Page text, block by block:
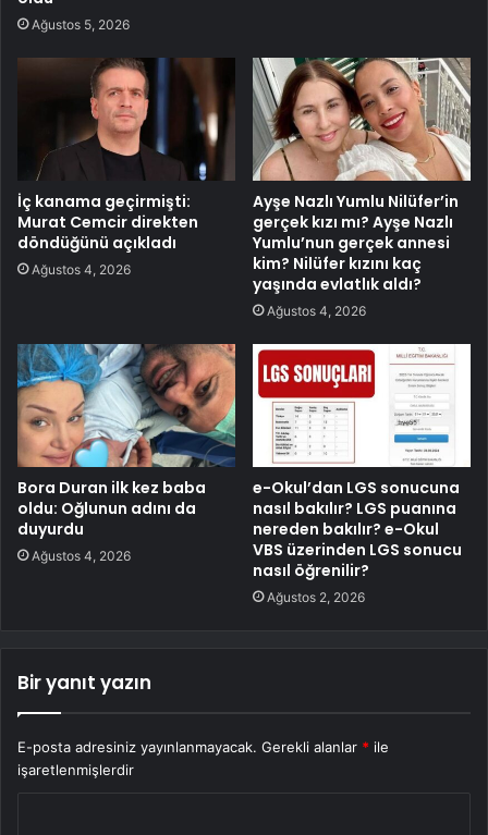
Ağustos 5, 2026
İç kanama geçirmişti:
Murat Cemcir direkten
döndüğünü açıkladı
Ağustos 4, 2026
Ayşe Nazlı Yumlu Nilüfer’in
gerçek kızı mı? Ayşe Nazlı
Yumlu’nun gerçek annesi
kim? Nilüfer kızını kaç
yaşında evlatlık aldı?
Ağustos 4, 2026
Bora Duran ilk kez baba
oldu: Oğlunun adını da
duyurdu
Ağustos 4, 2026
e-Okul’dan LGS sonucuna
nasıl bakılır? LGS puanına
nereden bakılır? e-Okul
VBS üzerinden LGS sonucu
nasıl öğrenilir?
Ağustos 2, 2026
Bir yanıt yazın
E-posta adresiniz yayınlanmayacak. Gerekli alanlar * ile
işaretlenmişlerdir